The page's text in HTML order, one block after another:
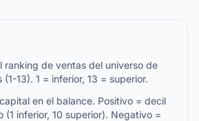
ranking de ventas del universo de
13). 1 = inferior, 13 = superior.
en el balance. Positivo = decil
(1 inferior, 10 superior). Negativo =